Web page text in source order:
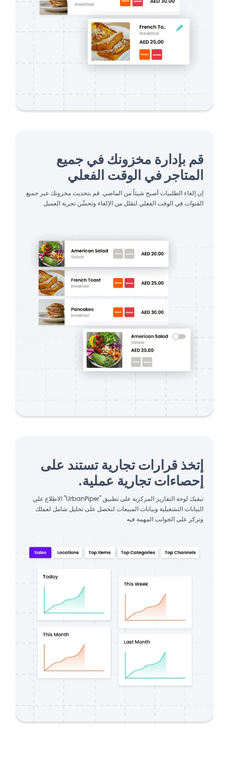
قم بإدارة مخزونك في جميع
المتاجر في الوقت الفعلي
إن إلغاء الطلبيات أصبح شيئاً من الماضي. قم بتحديث مخزونك عبر جميع
القنوات في الوقت الفعلي لتقلل من الإلغاء وتحسِّن تجربة العميل
إتخذ قرارات تجارية تستند على
إحصاءات تجارية عملية.
تبقيك لوحة التقارير المركزية على تطبيق "UrbanPiper" الاطلاع علي
البيانات التشغيلية وبيانات المبيعات لتحصل على تحليل شامل لعملك
وتركز على الجوانب المهمة فيه